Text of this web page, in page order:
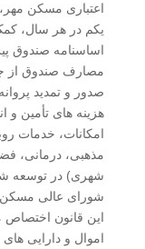
اعتباری مسکن
یکم در هر سال،
اساسنامه صندوق
مصارف صندوق از
صدور و تمدید
هزینه های تأمین و
امکانات، خدمات
مذهبی، درمانی،
شهری) در توسعه
شورای عالی
این قانون اختصاص
اموال و دارایی